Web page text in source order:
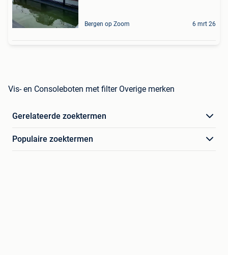
Bergen op Zoom 6 mrt 26
Vis- en Consoleboten met filter Overige merken
Gerelateerde zoektermen
Populaire zoektermen